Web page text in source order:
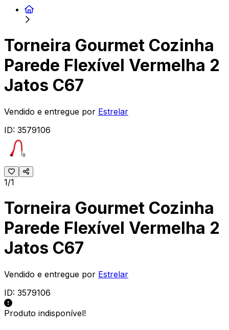
Torneira Gourmet Cozinha
Parede Flexível Vermelha 2
Jatos C67
Vendido e entregue por Estrelar
ID: 3579106
1/1
Torneira Gourmet Cozinha
Parede Flexível Vermelha 2
Jatos C67
Vendido e entregue por Estrelar
ID: 3579106
Produto indisponível!